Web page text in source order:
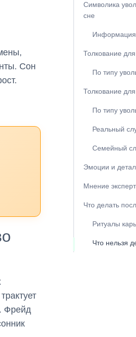
Сон
Фрейд
Символика
сне
Информация
Толкование
По типу
Толкование
По типу
Реальный
Семейный
Эмоции и
Мнение
Что делать
Ритуалы
Что нельзя